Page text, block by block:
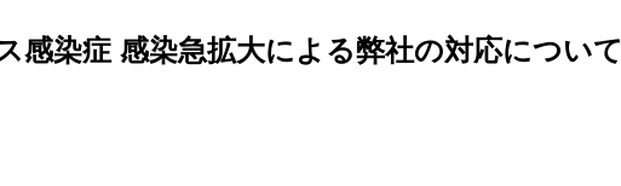
感染症 感染急拡大による弊社の対応について